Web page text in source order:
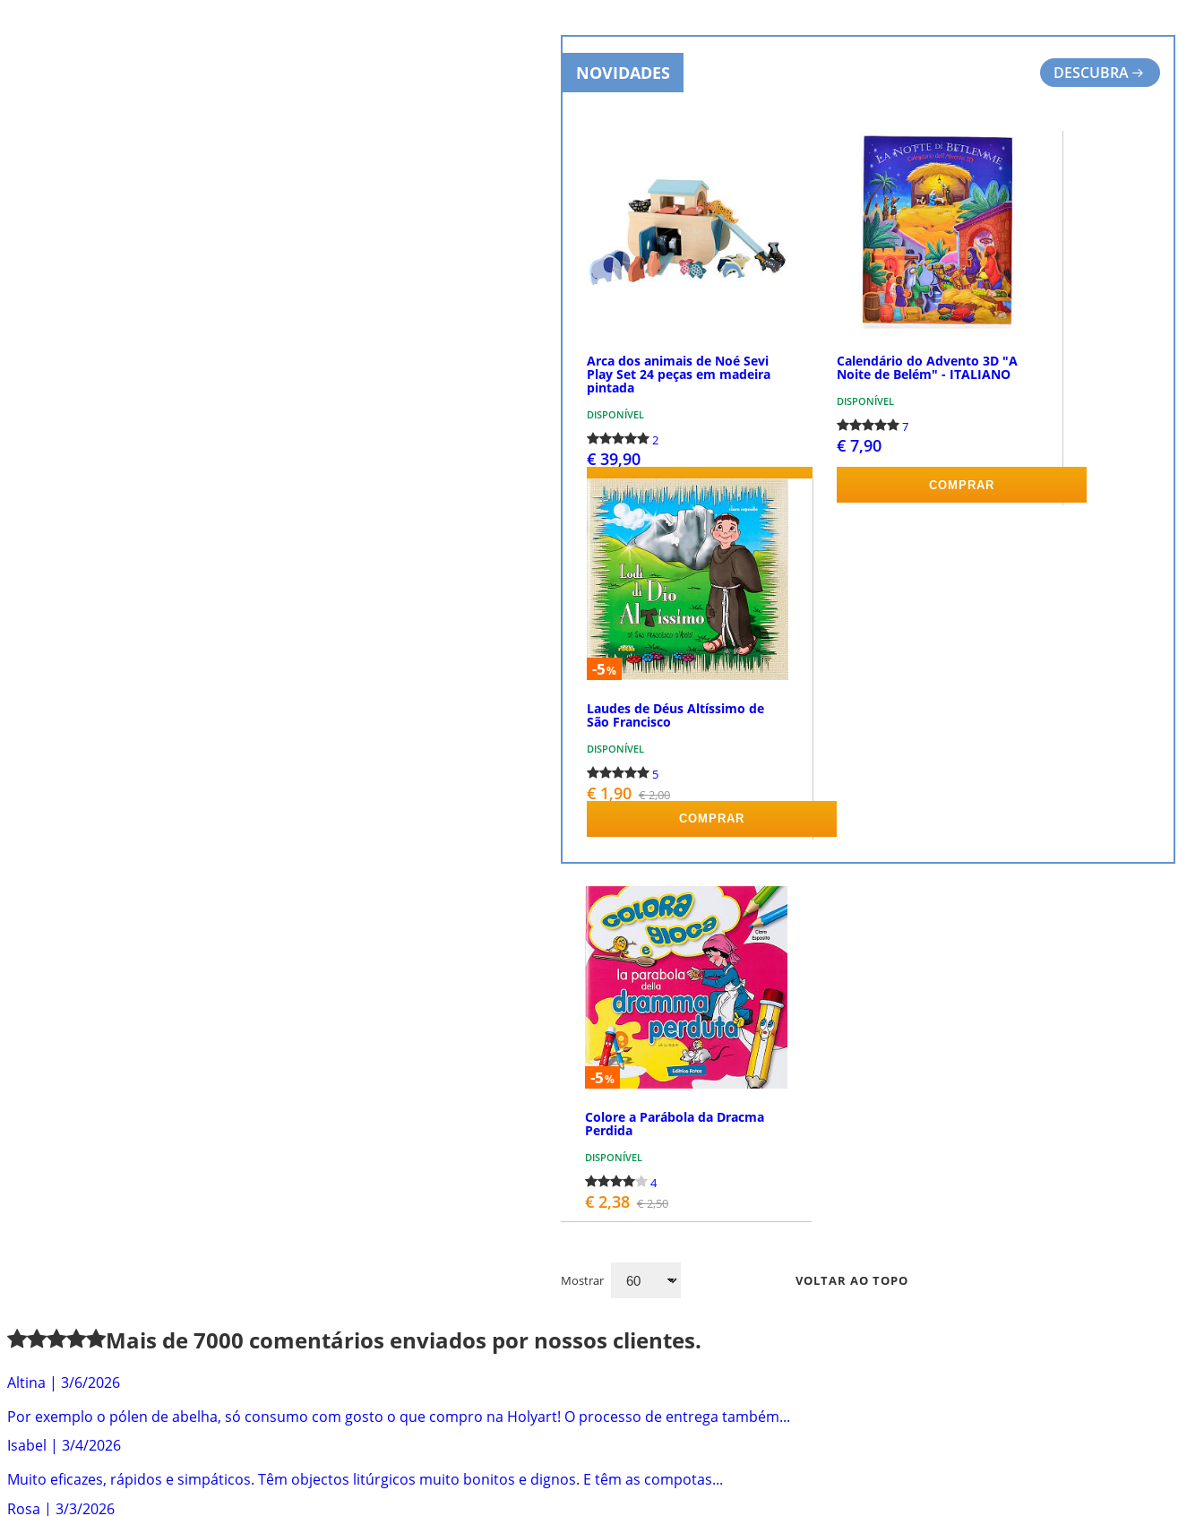
NOVIDADES DESCUBRA
Arca dos animais de Noé Sevi
Play Set 24 peças em madeira
pintada
DISPONÍVEL
2
€ 39,90
COMPRAR
Calendário do Advento 3D "A
Noite de Belém" - ITALIANO
DISPONÍVEL
7
€ 7,90
COMPRAR
-5%
Laudes de Déus Altíssimo de
São Francisco
DISPONÍVEL
5
€ 1,90 € 2,00
COMPRAR
-5%
Colore a Parábola da Dracma
Perdida
DISPONÍVEL
4
€ 2,38 € 2,50
Mostrar VOLTAR AO TOPO
Mais de7000 comentários enviados por nossos clientes.
Altina | 3/6/2026
Por exemplo o pólen de abelha, só consumo com gosto o que compro na Holyart! O processo de entrega também...
Isabel | 3/4/2026
Muito eficazes, rápidos e simpáticos. Têm objectos litúrgicos muito bonitos e dignos. E têm as compotas...
Rosa | 3/3/2026